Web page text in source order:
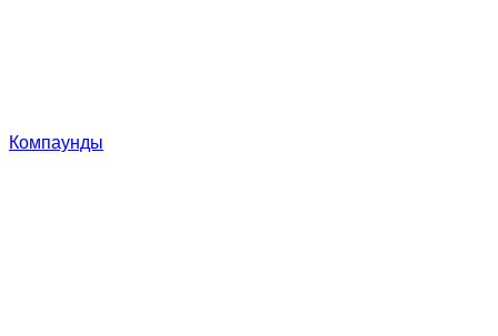
Компаунды